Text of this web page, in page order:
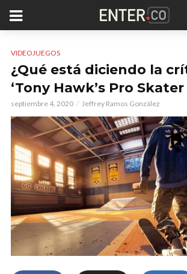
VIDEOJUEGOS
¿Qué está diciendo la
‘Tony Hawk’s Pro Skater
septiembre 4, 2020 Jeffrey Ramos González